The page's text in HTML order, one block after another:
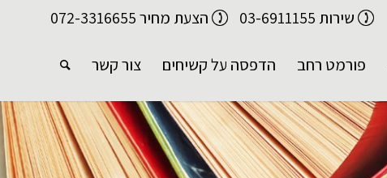
שירות 03-6911155 הצעת מחיר 072-3316655
פורמט רחב הדפסה על קשיחים צור קשר